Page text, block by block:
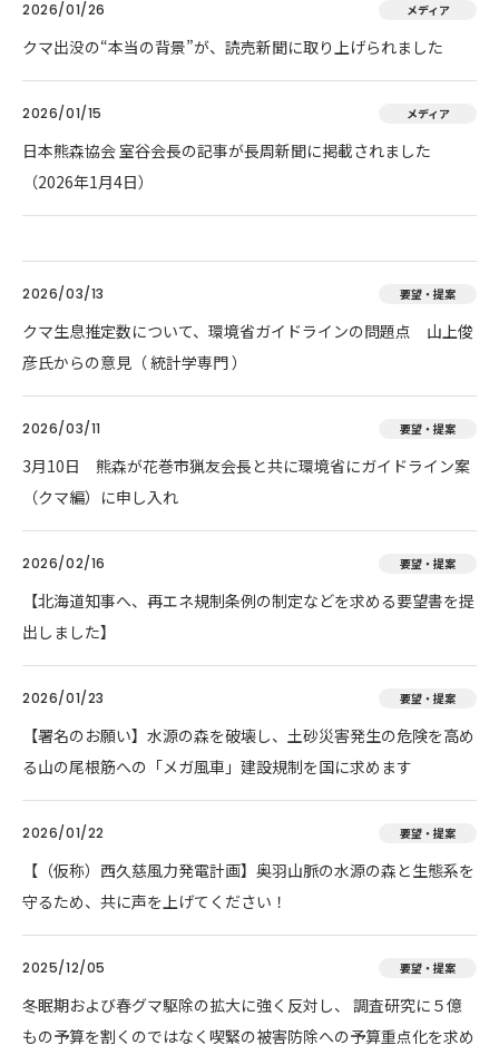
2026/01/26 メディア
クマ出没の“本当の背景”が、読売新聞に取り上げられました
2026/01/15 メディア
日本熊森協会 室谷会長の記事が長周新聞に掲載されました
（2026年1月4日）
2026/03/13 要望・提案
クマ生息推定数について、環境省ガイドラインの問題点 山上俊
彦氏からの意見（ 統計学専門 ）
2026/03/11 要望・提案
3月10日 熊森が花巻市猟友会長と共に環境省にガイドライン案
（クマ編）に申し入れ
2026/02/16 要望・提案
【北海道知事へ、再エネ規制条例の制定などを求める要望書を提
出しました】
2026/01/23 要望・提案
【署名のお願い】水源の森を破壊し、土砂災害発生の危険を高め
る山の尾根筋への「メガ風車」建設規制を国に求めます
2026/01/22 要望・提案
【（仮称）西久慈風力発電計画】奥羽山脈の水源の森と生態系を
守るため、共に声を上げてください！
2025/12/05 要望・提案
冬眠期および春グマ駆除の拡大に強く反対し、 調査研究に５億
もの予算を割くのではなく喫緊の被害防除への予算重点化を求め